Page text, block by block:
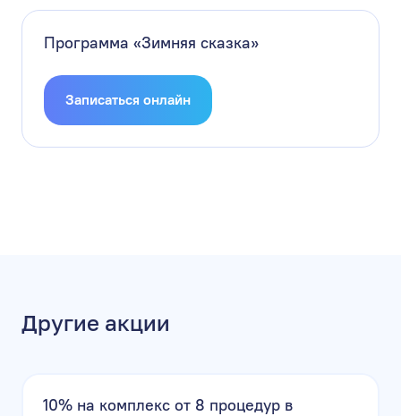
Программа «Зимняя сказка»
Записаться онлайн
Другие акции
10% на комплекс от 8 процедур в